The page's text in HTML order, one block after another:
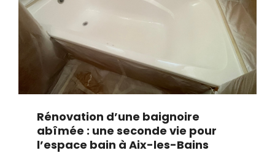
Rénovation d’une baignoire
abîmée : une seconde vie pour
l’espace bain à Aix-les-Bains